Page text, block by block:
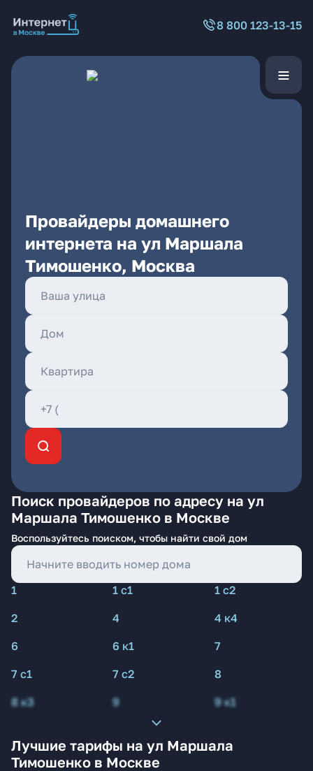
8 800 123-13-15
Провайдеры домашнего
интернета на ул Маршала
Тимошенко, Москва
Поиск провайдеров по адресу на ул
Маршала Тимошенко в Москве
Воспользуйтесь поиском, чтобы найти свой дом
1 1 с1
1 с2
2
4
4 к4
6
6 к1
7
7 с1
7 с2
8
8 к3
9 9 к1
Лучшие тарифы на ул Маршала
Тимошенко в Москве